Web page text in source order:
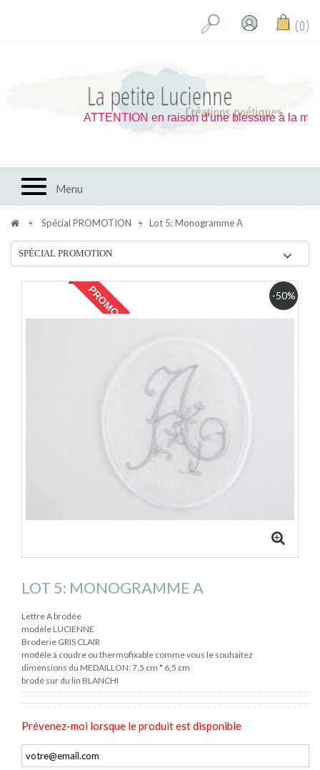
0
Toggle navigation
Menu
ATTENTION en raison d'une blessure à la
Spécial PROMOTION Lot 5: Monogramme A
SPÉCIAL PROMOTION
PROMO ! -50%
LOT 5: MONOGRAMME A
Lettre A brodée
modèle LUCIENNE
Broderie GRIS CLAIR
modèle à coudre ou thermofixable comme vous le souhaitez
dimensions du MEDAILLON: 7,5 cm * 6,5 cm
brodé sur du lin BLANCHI
Prévenez-moi lorsque le produit est disponible